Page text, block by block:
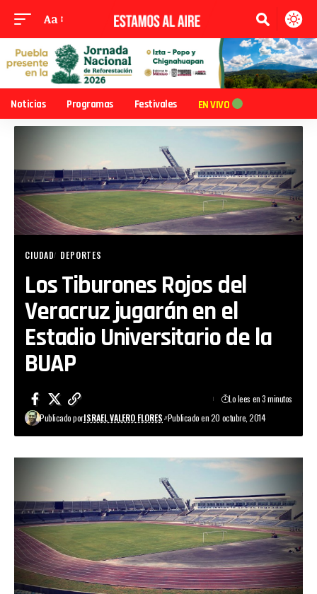
Aa
Noticias Programas Festivales EN VIVO
CIUDAD DEPORTES
Los Tiburones Rojos del
Veracruz jugarán en el
Estadio Universitario de la
BUAP
Publicado porISRAEL VALERO FLORES Publicado en 20 octubre, 2014
Lo lees en 3 minutos